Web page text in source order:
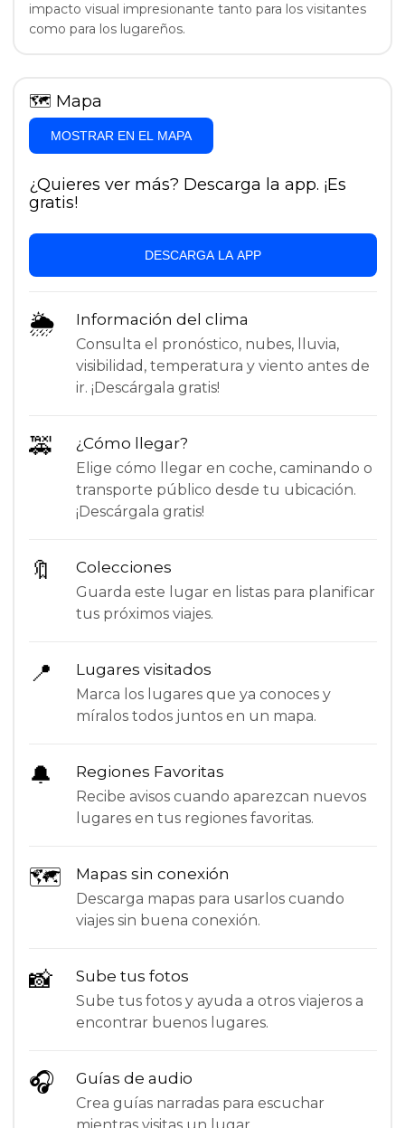
impacto visual impresionante tanto para los visitantes
como para los lugareños.
🗺 Mapa
MOSTRAR EN EL MAPA
¿Quieres ver más? Descarga la app. ¡Es
gratis!
DESCARGA LA APP
🌦 Información del clima
Consulta el pronóstico, nubes, lluvia,
visibilidad, temperatura y viento antes de
ir. ¡Descárgala gratis!
🚕 ¿Cómo llegar?
Elige cómo llegar en coche, caminando o
transporte público desde tu ubicación.
¡Descárgala gratis!
🔖 Colecciones
Guarda este lugar en listas para planificar
tus próximos viajes.
📍 Lugares visitados
Marca los lugares que ya conoces y
míralos todos juntos en un mapa.
🔔 Regiones Favoritas
Recibe avisos cuando aparezcan nuevos
lugares en tus regiones favoritas.
🗺 Mapas sin conexión
Descarga mapas para usarlos cuando
viajes sin buena conexión.
📸 Sube tus fotos
Sube tus fotos y ayuda a otros viajeros a
encontrar buenos lugares.
🎧 Guías de audio
Crea guías narradas para escuchar